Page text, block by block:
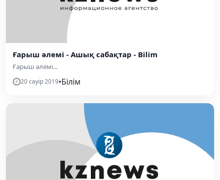
Ғарыш әлемі - Ашық сабақтар - Bilim
Ғарыш әлемі...
20 сәуір 2019•Білім